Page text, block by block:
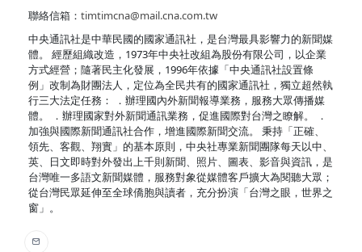
聯絡信箱： timtimcna@mail.cna.com.tw
中央通訊社是中華民國的國家通訊社，是台灣最具影響力的新聞媒
體。 經歷組織改造，1973年中央社改組為股份有限公司，以企業
方式經營；隨著民主化發展，1996年依據「中央通訊社設置條
例」改制為財團法人，定位為全民共有的國家通訊社，獨立超然執
行三大法定任務： ．辦理國內外新聞報導業務，服務大眾傳播媒
體。 ．辦理國家對外新聞通訊業務，促進國際對台灣之瞭解。 ．
加強與國際新聞通訊社合作，增進國際新聞交流。 秉持「正確、
領先、客觀、翔實」的基本原則，中央社專業新聞團隊每天以中、
英、日文即時對外發出上千則新聞、照片、圖表、影音與資訊，是
台灣唯一多語文新聞媒體，服務對象從媒體客戶擴大為閱聽大眾；
從台灣民眾延伸至全球僑胞與讀者，充分扮演「台灣之眼，世界之
窗」。